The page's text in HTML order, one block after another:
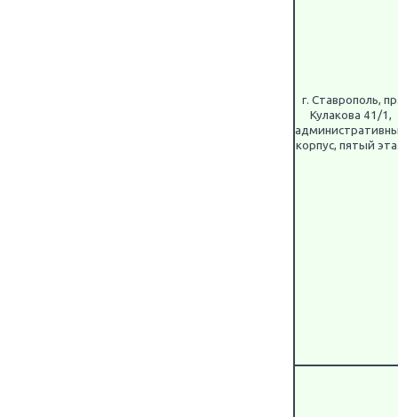
г. Ставрополь,
Кулакова 41/1,
корпус, пятый